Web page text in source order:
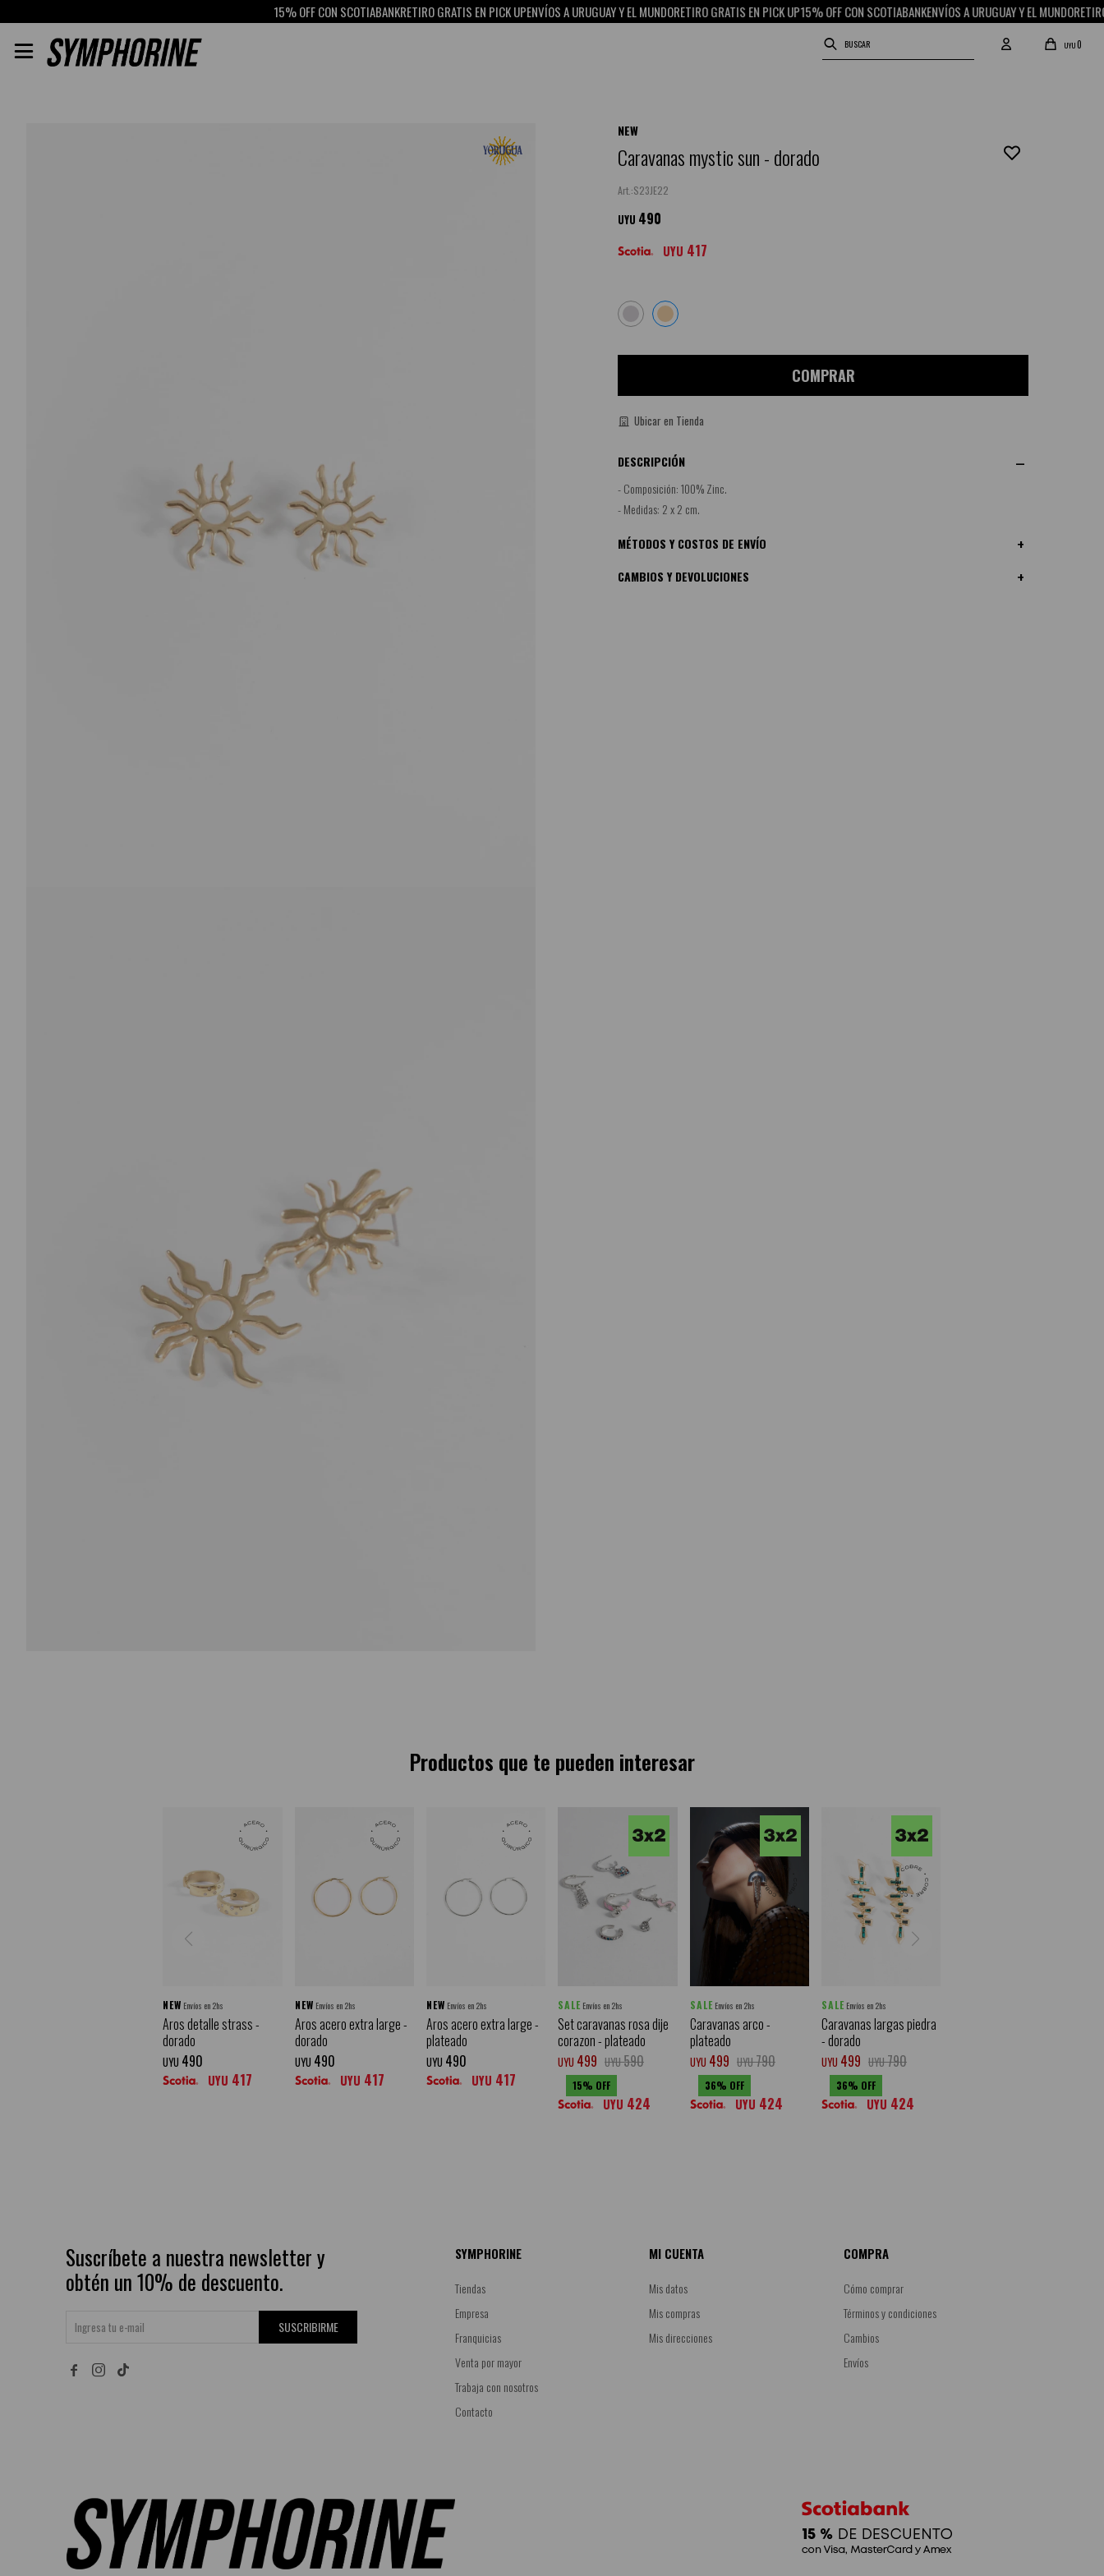
15% OFF CON SCOTIABANKRETIRO GRATIS EN PICK UPENVÍOS A URUGUAY Y EL MUNDORETIRO GRATIS EN PICK UP15% OFF CON SCOTIABANKENVÍOS A URUGUAY Y EL MUNDORETIRO
UYU0

NEW
Caravanas mystic sun - dorado
S23JE22
UYU 490
UYU 417
COMPRAR
Ubicar en Tienda
DESCRIPCIÓN
- Composición: 100% Zinc.
- Medidas: 2 x 2 cm.
MÉTODOS Y COSTOS DE ENVÍO
CAMBIOS Y DEVOLUCIONES
Productos que te pueden interesar
NEW Envíos en 2hs
Aros detalle strass -
dorado
UYU 490
UYU 417
NEW Envíos en 2hs
Aros acero extra large -
dorado
UYU 490
UYU 417
NEW Envíos en 2hs
Aros acero extra large -
plateado
UYU 490
UYU 417
SALE Envíos en 2hs
Set caravanas rosa dije
corazon - plateado
UYU 499 UYU590
15
UYU 424
SALE Envíos en 2hs
Caravanas arco -
plateado
UYU 499 UYU790
36
UYU 424
SALE Envíos en 2hs
Caravanas largas piedra
- dorado
UYU 499 UYU790
36
UYU 424
Suscríbete a nuestra newsletter y
obtén un 10% de descuento.
SUSCRIBIRME
 
SYMPHORINE
Tiendas
Empresa
Franquicias
Venta por mayor
Trabaja con nosotros
Contacto
MI CUENTA
Mis datos
Mis compras
Mis direcciones
COMPRA
Cómo comprar
Términos y condiciones
Cambios
Envíos